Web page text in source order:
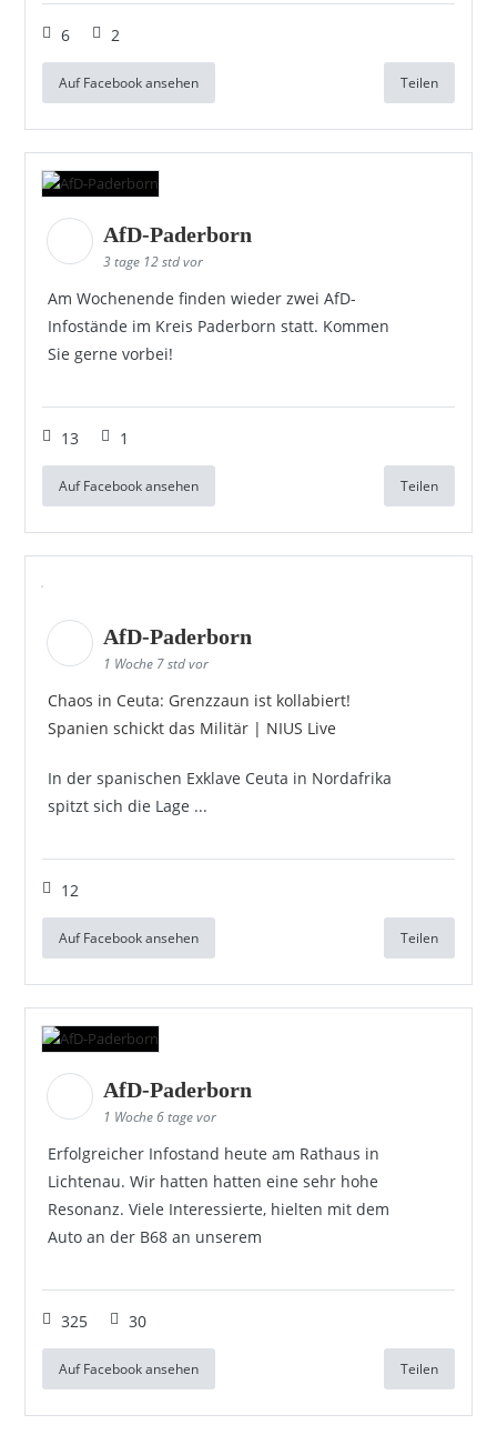
6 2
Auf Facebook ansehen Teilen
AfD-Paderborn
3 tage 12 std vor
Am Wochenende finden wieder zwei AfD-
Infostände im Kreis Paderborn statt. Kommen
Sie gerne vorbei!
13 1
Auf Facebook ansehen Teilen
AfD-Paderborn
1 Woche 7 std vor
Chaos in Ceuta: Grenzzaun ist kollabiert!
Spanien schickt das Militär | NIUS Live
In der spanischen Exklave Ceuta in Nordafrika
spitzt sich die Lage ...
12
Auf Facebook ansehen Teilen
AfD-Paderborn
1 Woche 6 tage vor
Erfolgreicher Infostand heute am Rathaus in
Lichtenau. Wir hatten hatten eine sehr hohe
Resonanz. Viele Interessierte, hielten mit dem
Auto an der B68 an unserem
325 30
Auf Facebook ansehen Teilen